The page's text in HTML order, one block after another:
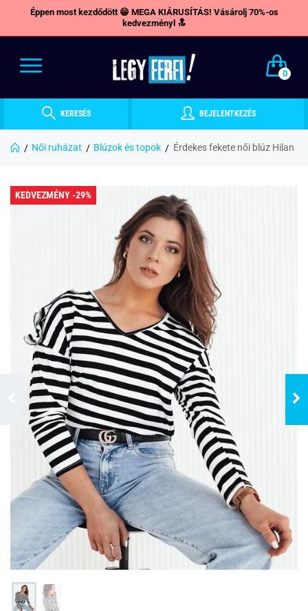
Éppen most kezdődött 😁 MEGA KIÁRUSÍTÁS! Vásárolj 70%-os
kedvezményl 🔝
0
KERESÉS BEJELENTKEZÉS
Női ruházat Blúzok és topok Érdekes fekete női blúz Hilan
KEDVEZMÉNY -29%